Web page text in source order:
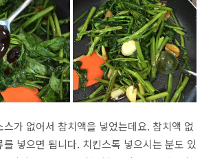
가 없어서 참치액을 넣었는데요. 참치액 없
넣으면 됩니다. 치킨스톡 넣으시는 분도 있